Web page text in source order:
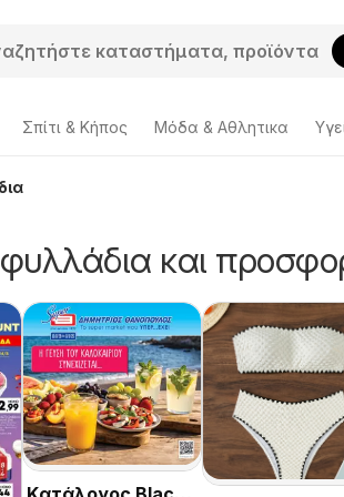
Σπίτι & Κήπος Μόδα & Aθλητικα
και